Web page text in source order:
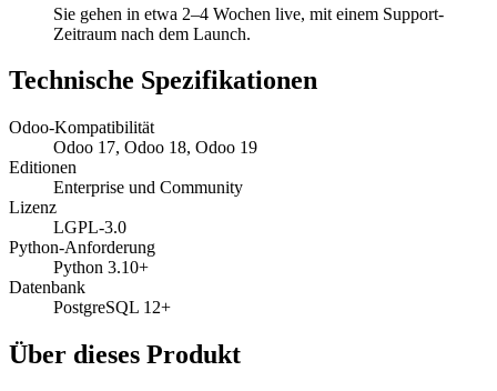
Sie gehen in etwa 2–4 Wochen live, mit einem Support-
Zeitraum nach dem Launch.
Technische Spezifikationen
Odoo-Kompatibilität
Odoo 17, Odoo 18, Odoo 19
Editionen
Enterprise und Community
Lizenz
LGPL-3.0
Python-Anforderung
Python 3.10+
Datenbank
PostgreSQL 12+
Über dieses Produkt